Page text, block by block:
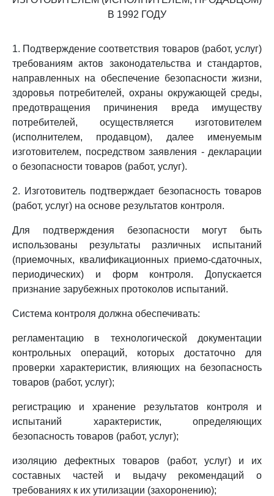
В 1992 ГОДУ
1. Подтверждение соответствия товаров (работ, услуг)
требованиям актов законодательства и стандартов,
направленных на обеспечение безопасности жизни,
здоровья потребителей, охраны окружающей среды,
предотвращения причинения вреда имуществу
потребителей, осуществляется изготовителем
(исполнителем, продавцом), далее именуемым
изготовителем, посредством заявления - декларации
о безопасности товаров (работ, услуг).
2. Изготовитель подтверждает безопасность товаров
(работ, услуг) на основе результатов контроля.
Для подтверждения безопасности могут быть
использованы результаты различных испытаний
(приемочных, квалификационных приемо-сдаточных,
периодических) и форм контроля. Допускается
признание зарубежных протоколов испытаний.
Система контроля должна обеспечивать:
регламентацию в технологической документации
контрольных операций, которых достаточно для
проверки характеристик, влияющих на безопасность
товаров (работ, услуг);
регистрацию и хранение результатов контроля и
испытаний характеристик, определяющих
безопасность товаров (работ, услуг);
изоляцию дефектных товаров (работ, услуг) и их
составных частей и выдачу рекомендаций о
требованиях к их утилизации (захоронению);